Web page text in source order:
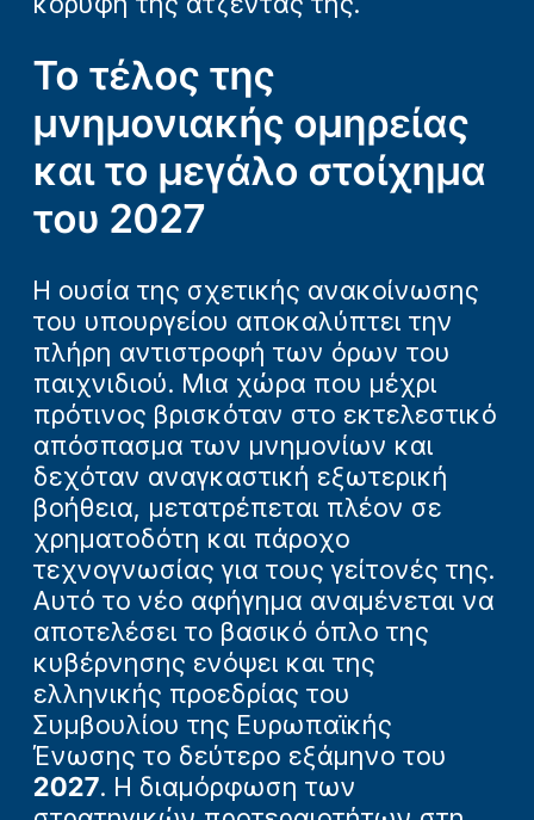
Το τέλος της
μνημονιακής ομηρείας
και το μεγάλο στοίχημα
του 2027
H ουσία της σχετικής ανακοίνωσης
του υπουργείου αποκαλύπτει την
πλήρη αντιστροφή των όρων του
παιχνιδιού. Μια χώρα που μέχρι
πρότινος βρισκόταν στο εκτελεστικό
απόσπασμα των μνημονίων και
δεχόταν αναγκαστική εξωτερική
βοήθεια, μετατρέπεται πλέον σε
χρηματοδότη και πάροχο
τεχνογνωσίας για τους γείτονές της.
Αυτό το νέο αφήγημα αναμένεται να
αποτελέσει το βασικό όπλο της
κυβέρνησης ενόψει και της
ελληνικής προεδρίας του
Συμβουλίου της Ευρωπαϊκής
Ένωσης το δεύτερο εξάμηνο του
2027. Η διαμόρφωση των